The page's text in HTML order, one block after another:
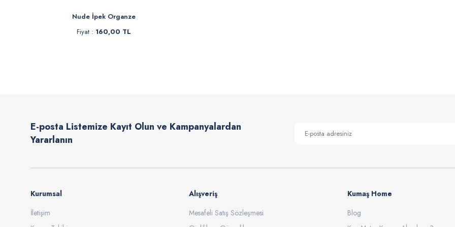
Sakura Müslin Bezi
Fiyat : 250,00 TL
E-posta Listemize Kayıt Olun ve Kampanyalardan
Yararlanın
Kurumsal
İletişim
Alışveriş
Mesafeli Satış Sözleşmesi
Kumaş Home
Blog